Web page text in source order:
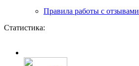
Правила работы с отзывами
Статистика: